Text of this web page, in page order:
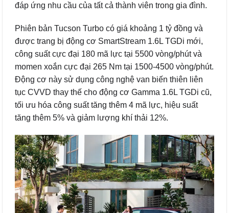
đáp ứng nhu cầu của tất cả thành viên trong gia đình.
Phiên bản Tucson Turbo có giá khoảng 1 tỷ đồng và
được trang bị động cơ SmartStream 1.6L TGDi mới,
công suất cực đại 180 mã lực tại 5500 vòng/phút và
momen xoắn cực đại 265 Nm tại 1500-4500 vòng/phút.
Động cơ này sử dụng công nghệ van biến thiên liên
tục CVVD thay thế cho động cơ Gamma 1.6L TGDi cũ,
tối ưu hóa công suất tăng thêm 4 mã lực, hiệu suất
tăng thêm 5% và giảm lượng khí thải 12%.